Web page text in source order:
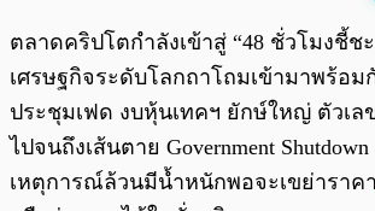
พร้อมเล่น
ตลาดคริปโตกำลังเข้าสู่ “48 ชั่วโมงชี้ช
เศรษฐกิจระดับโลกถาโถมเข้ามาพร้อม
ประชุมเฟด งบหุ้นเทคฯ ยักษ์ใหญ่ ตัวเล
ไปจนถึงเส้นตาย Government
เหตุการณ์ล้วนมีน้ำหนักพอจะเขย่าราคา